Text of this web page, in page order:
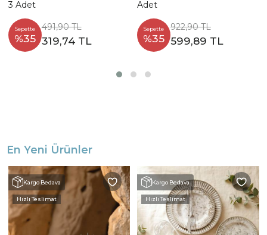
3 Adet
Sepette
%35
491,90 TL
319,74 TL
Adet
Sepette
%35
922,90 TL
599,89 TL
En Yeni Ürünler
Kargo Bedava
Hızlı Teslimat
Kargo Bedava
Hızlı Teslimat